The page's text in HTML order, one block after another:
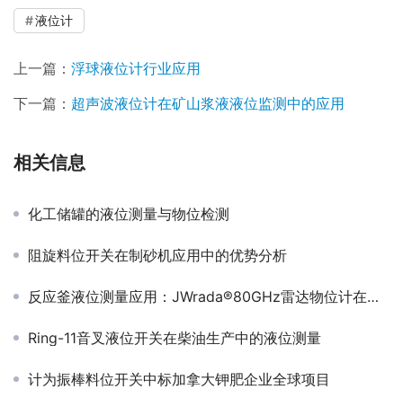
液位计
上一篇： 浮球液位计行业应用
下一篇： 超声波液位计在矿山浆液液位监测中的应用
相关信息
化工储罐的液位测量与物位检测
阻旋料位开关在制砂机应用中的优势分析
反应釜液位测量应用：JWrada®80GHz雷达物位计在油水分离与搅拌反应釜中的应用方案
Ring-11音叉液位开关在柴油生产中的液位测量
计为振棒料位开关中标加拿大钾肥企业全球项目